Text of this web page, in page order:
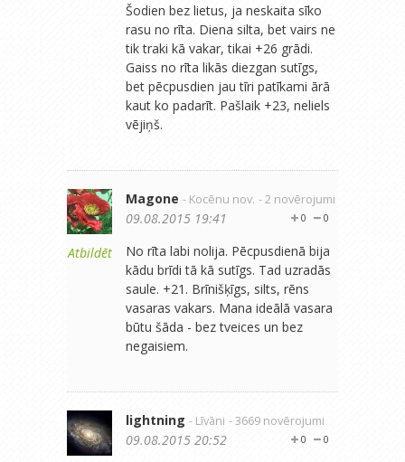
Šodien bez lietus, ja neskaita sīko
rasu no rīta. Diena silta, bet vairs ne
tik traki kā vakar, tikai +26 grādi.
Gaiss no rīta likās diezgan sutīgs,
bet pēcpusdien jau tīri patīkami ārā
kaut ko padarīt. Pašlaik +23, neliels
vējiņš.
Atbildēt
Magone - Kocēnu nov. - 2 novērojumi
0
0
09.08.2015 19:41
No rīta labi nolija. Pēcpusdienā bija
kādu brīdi tā kā sutīgs. Tad uzradās
saule. +21. Brīnišķīgs, silts, rēns
vasaras vakars. Mana ideālā vasara
būtu šāda - bez tveices un bez
negaisiem.
lightning - Līvāni - 3669 novērojumi
0
0
09.08.2015 20:52